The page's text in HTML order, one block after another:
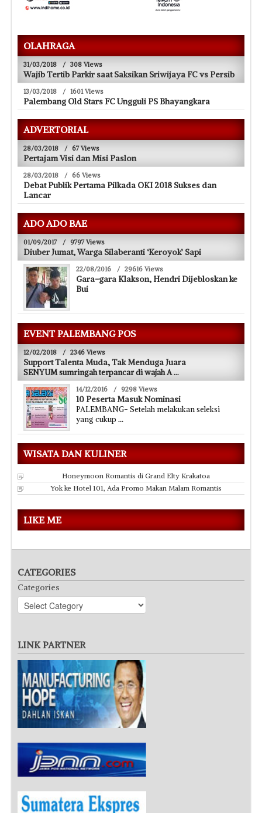
OLAHRAGA
31/03/2018 / 308 Views
Wajib Tertib Parkir saat Saksikan Sriwijaya FC vs Persib
13/03/2018 / 1601 Views
Palembang Old Stars FC Ungguli PS Bhayangkara
ADVERTORIAL
28/03/2018 / 67 Views
Pertajam Visi dan Misi Paslon
28/03/2018 / 66 Views
Debat Publik Pertama Pilkada OKI 2018 Sukses dan
Lancar
ADO ADO BAE
01/09/2017 / 9797 Views
Diuber Jumat, Warga Silaberanti ‘Keroyok’ Sapi
22/08/2016 / 29616 Views
Gara-gara Klakson, Hendri Dijebloskan ke
Bui
EVENT PALEMBANG POS
12/02/2018 / 2346 Views
Support Talenta Muda, Tak Menduga Juara
SENYUM sumringah terpancar di wajah A...
14/12/2016 / 9298 Views
10 Peserta Masuk Nominasi
PALEMBANG- Setelah melakukan seleksi
yang cukup ...
WISATA DAN KULINER
Honeymoon Romantis di Grand Elty Krakatoa
Yok ke Hotel 101, Ada Promo Makan Malam Romantis
LIKE ME
CATEGORIES
Categories
LINK PARTNER